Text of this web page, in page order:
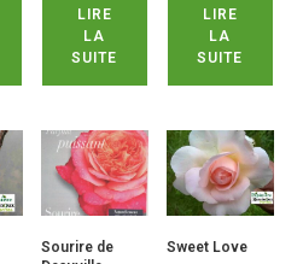
LIRE
LA
SUITE
LIRE
LA
SUITE
Sourire de
Sweet Love